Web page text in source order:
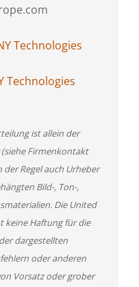
Technologies
Technologies
ist allein der
(siehe Firmenkontakt
Regel auch Urheber
Bild-, Ton-,
Die United
keine Haftung für die
dargestellten
oder anderen
Vorsatz oder grober